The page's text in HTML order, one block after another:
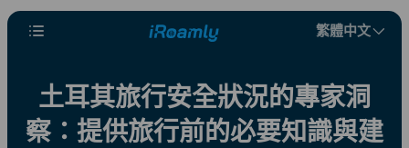
繁體中文
土耳其旅行安全狀況的專家洞
察：提供旅行前的必要知識與建